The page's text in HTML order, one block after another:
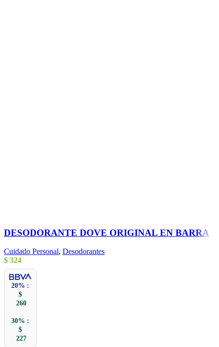
DESODORANTE DOVE ORIGINAL EN BARRA
Cuidado Personal, Desodorantes
$ 324
20% :
$
260
30% :
$
227